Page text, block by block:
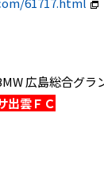
広島総合グラ
出雲ＦＣ